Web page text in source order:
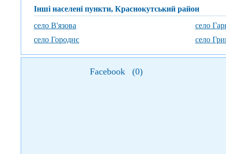
Інші населені пункти, Краснокутський район
село В'язова
село
село Городнє
село
Facebook (0)